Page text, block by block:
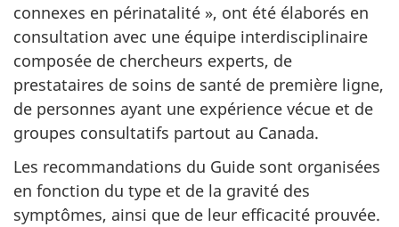
connexes en périnatalité », ont été élaborés en
consultation avec une équipe interdisciplinaire
composée de chercheurs experts, de
prestataires de soins de santé de première ligne,
de personnes ayant une expérience vécue et de
groupes consultatifs partout au Canada.
Les recommandations du Guide sont organisées
en fonction du type et de la gravité des
symptômes, ainsi que de leur efficacité prouvée.